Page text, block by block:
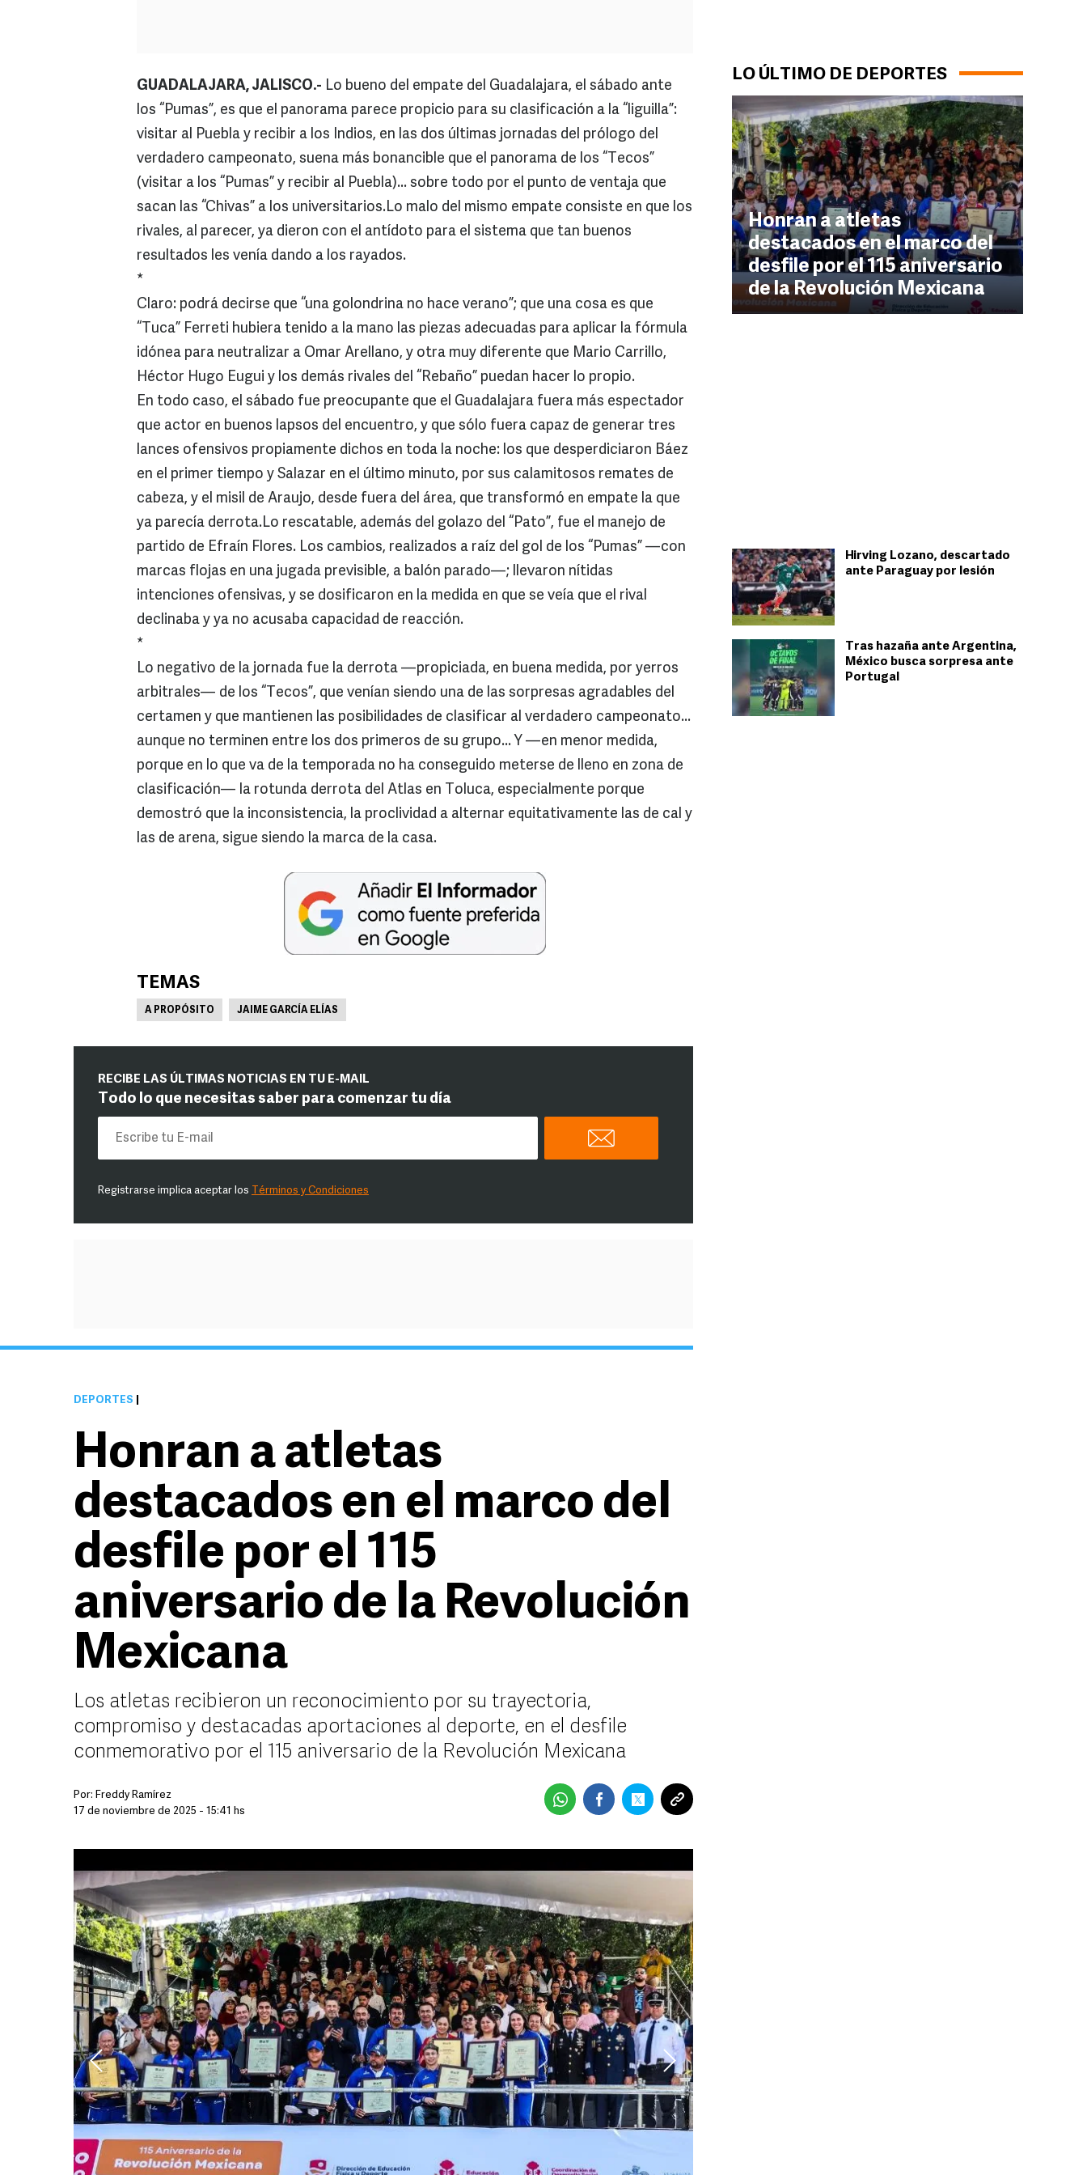
LO ÚLTIMO DE DEPORTES
Honran a atletas
destacados en el marco del
desfile por el 115 aniversario
de la Revolución Mexicana
Hirving Lozano, descartado
ante Paraguay por lesión
Tras hazaña ante Argentina,
México busca sorpresa ante
Portugal
GUADALAJARA, JALISCO.- Lo bueno del empate del Guadalajara, el sábado ante
los “Pumas”, es que el panorama parece propicio para su clasificación a la “liguilla”:
visitar al Puebla y recibir a los Indios, en las dos últimas jornadas del prólogo del
verdadero campeonato, suena más bonancible que el panorama de los “Tecos”
(visitar a los “Pumas” y recibir al Puebla)... sobre todo por el punto de ventaja que
sacan las “Chivas” a los universitarios.Lo malo del mismo empate consiste en que los
rivales, al parecer, ya dieron con el antídoto para el sistema que tan buenos
resultados les venía dando a los rayados.
*
Claro: podrá decirse que “una golondrina no hace verano”; que una cosa es que
“Tuca” Ferreti hubiera tenido a la mano las piezas adecuadas para aplicar la fórmula
idónea para neutralizar a Omar Arellano, y otra muy diferente que Mario Carrillo,
Héctor Hugo Eugui y los demás rivales del “Rebaño” puedan hacer lo propio.
En todo caso, el sábado fue preocupante que el Guadalajara fuera más espectador
que actor en buenos lapsos del encuentro, y que sólo fuera capaz de generar tres
lances ofensivos propiamente dichos en toda la noche: los que desperdiciaron Báez
en el primer tiempo y Salazar en el último minuto, por sus calamitosos remates de
cabeza, y el misil de Araujo, desde fuera del área, que transformó en empate la que
ya parecía derrota.Lo rescatable, además del golazo del “Pato”, fue el manejo de
partido de Efraín Flores. Los cambios, realizados a raíz del gol de los “Pumas” —con
marcas flojas en una jugada previsible, a balón parado—; llevaron nítidas
intenciones ofensivas, y se dosificaron en la medida en que se veía que el rival
declinaba y ya no acusaba capacidad de reacción.
*
Lo negativo de la jornada fue la derrota —propiciada, en buena medida, por yerros
arbitrales— de los “Tecos”, que venían siendo una de las sorpresas agradables del
certamen y que mantienen las posibilidades de clasificar al verdadero campeonato...
aunque no terminen entre los dos primeros de su grupo... Y —en menor medida,
porque en lo que va de la temporada no ha conseguido meterse de lleno en zona de
clasificación— la rotunda derrota del Atlas en Toluca, especialmente porque
demostró que la inconsistencia, la proclividad a alternar equitativamente las de cal y
las de arena, sigue siendo la marca de la casa.
TEMAS
A PROPÓSITO JAIME GARCÍA ELÍAS
RECIBE LAS ÚLTIMAS NOTICIAS EN TU E-MAIL
Todo lo que necesitas saber para comenzar tu día
Registrarse implica aceptar los Términos y Condiciones
DEPORTES
Honran a atletas
destacados en el marco del
desfile por el 115
aniversario de la Revolución
Mexicana
Los atletas recibieron un reconocimiento por su trayectoria,
compromiso y destacadas aportaciones al deporte, en el desfile
conmemorativo por el 115 aniversario de la Revolución Mexicana
Por: Freddy Ramírez
17 de noviembre de 2025 - 15:41 hs